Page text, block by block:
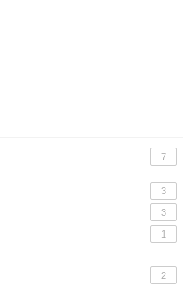
7
3
3
1
2